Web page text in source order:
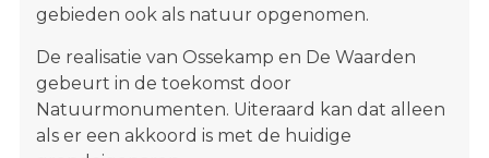
gebieden ook als natuur opgenomen.
De realisatie van Ossekamp en De Waarden
gebeurt in de toekomst door
Natuurmonumenten. Uiteraard kan dat alleen
als er een akkoord is met de huidige